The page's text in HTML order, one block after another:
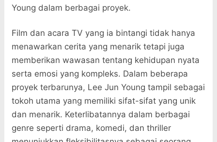
Young dalam berbagai proyek.
Film dan acara TV yang ia bintangi tidak hanya
menawarkan cerita yang menarik tetapi juga
memberikan wawasan tentang kehidupan nyata
serta emosi yang kompleks. Dalam beberapa
proyek terbarunya, Lee Jun Young tampil sebagai
tokoh utama yang memiliki sifat-sifat yang unik
dan menarik. Keterlibatannya dalam berbagai
genre seperti drama, komedi, dan thriller